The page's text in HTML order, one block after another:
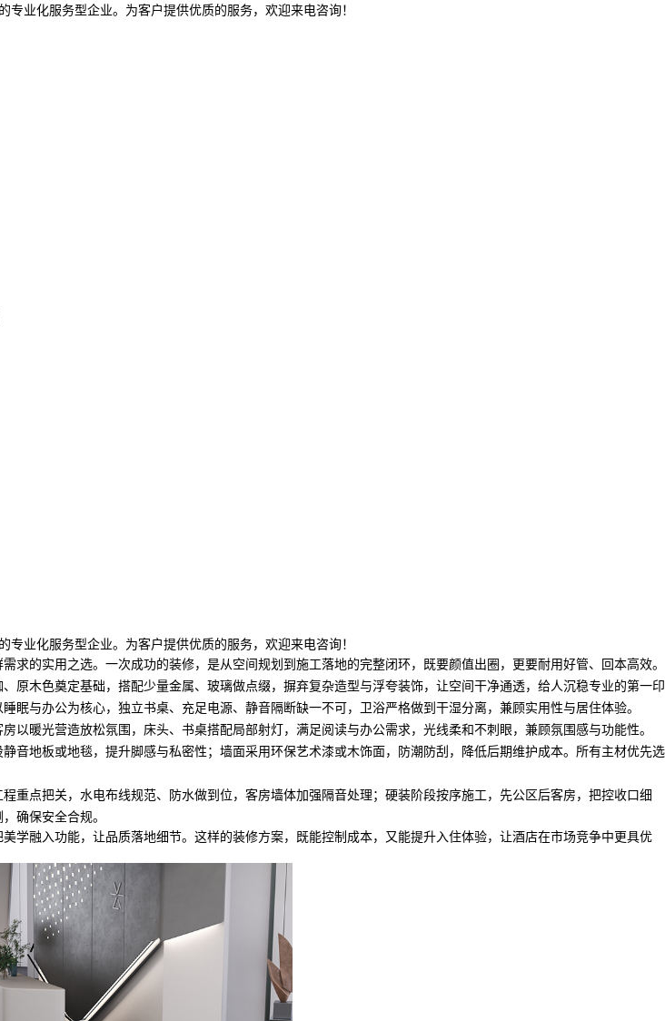
业化服务型企业。为客户提供优质的服务，欢迎来电咨询！
业化服务型企业。为客户提供优质的服务，欢迎来电咨询！
的实用之选。一次成功的装修，是从空间规划到施工落地的完整闭环，既要颜值出圈，更要耐用好管、回本高效。
原木色奠定基础，搭配少量金属、玻璃做点缀，摒弃复杂造型与浮夸装饰，让空间干净通透，给人沉稳专业的第一印
与办公为核心，独立书桌、充足电源、静音隔断缺一不可，卫浴严格做到干湿分离，兼顾实用性与居住体验。
以暖光营造放松氛围，床头、书桌搭配局部射灯，满足阅读与办公需求，光线柔和不刺眼，兼顾氛围感与功能性。
音地板或地毯，提升脚感与私密性；墙面采用环保艺术漆或木饰面，防潮防刮，降低后期维护成本。所有主材优先选
点把关，水电布线规范、防水做到位，客房墙体加强隔音处理；硬装阶段按序施工，先公区后客房，把控收口细
确保安全合规。
融入功能，让品质落地细节。这样的装修方案，既能控制成本，又能提升入住体验，让酒店在市场竞争中更具优